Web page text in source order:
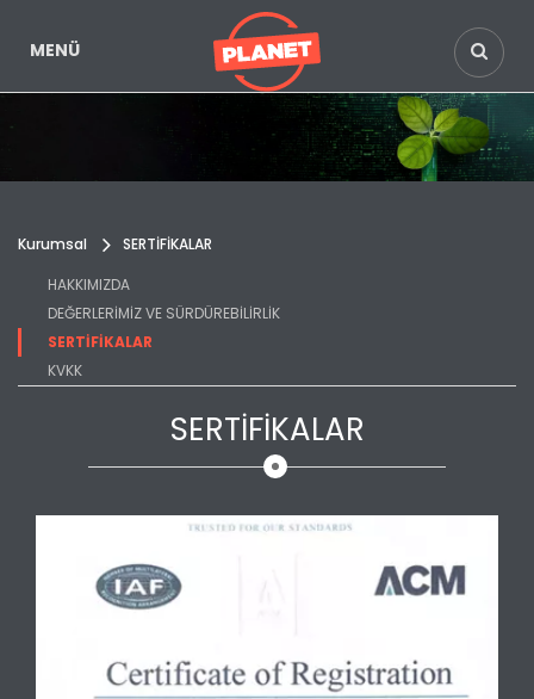
MENÜ
Kurumsal
SERTİFİKALAR
HAKKIMIZDA
DEĞERLERİMİZ VE SÜRDÜREBİLİRLİK
SERTİFİKALAR
KVKK
SERTİFİKALAR